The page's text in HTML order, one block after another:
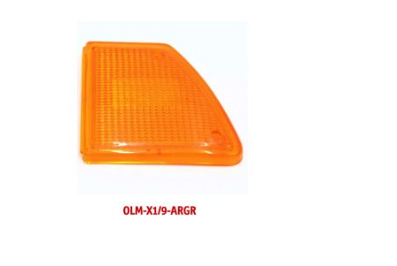
TOEVOEGEN AAN WINKELWAGEN
DETAILS